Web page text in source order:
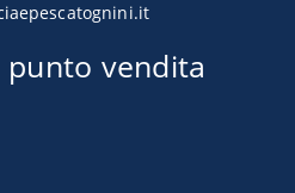
vendita